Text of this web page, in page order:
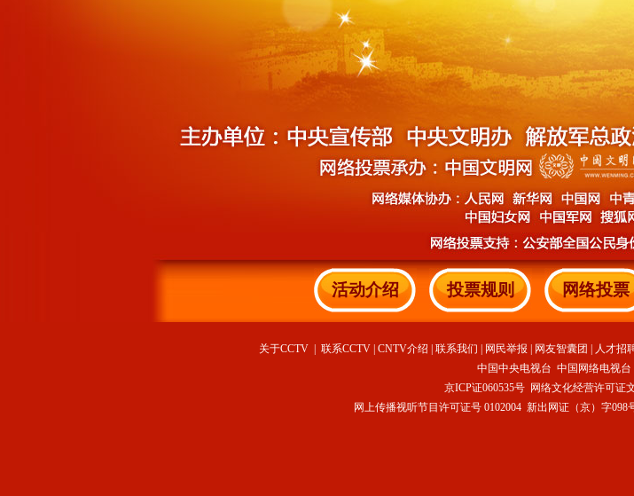
活动介绍 投票规则 网络投票
关于CCTV 联系CCTV CNTV介绍 联系我们 网民举报 网友智囊团 人才招
中国中央电视台 中国网络电视
京ICP证060535号网络文化经营许可证
网上传播视听节目许可证号 0102004 新出网证（京）字098